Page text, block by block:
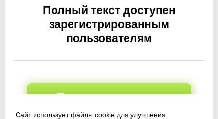
Сайт использует файлы cookie для улучшения
Полный текст доступен
зарегистрированным
пользователям
Получить доступ